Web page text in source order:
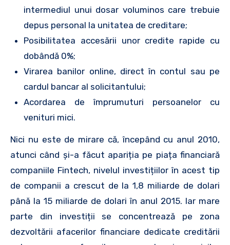
intermediul unui dosar voluminos care trebuie
depus personal la unitatea de creditare;
Posibilitatea accesării unor credite rapide cu
dobândă 0%;
Virarea banilor online, direct în contul sau pe
cardul bancar al solicitantului;
Acordarea de împrumuturi persoanelor cu
venituri mici.
Nici nu este de mirare că, începând cu anul 2010,
atunci când și-a făcut apariția pe piața financiară
companiile Fintech, nivelul investițiilor în acest tip
de companii a crescut de la 1,8 miliarde de dolari
până la 15 miliarde de dolari în anul 2015. Iar mare
parte din investiții se concentrează pe zona
dezvoltării afacerilor financiare dedicate creditării